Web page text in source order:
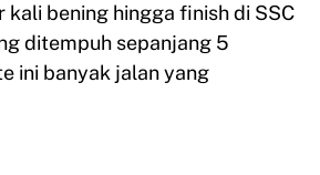
kali bening hingga finish di SSC
ditempuh sepanjang 5
ini banyak jalan yang